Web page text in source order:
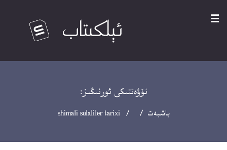
☰
نۆۋەتتىكى ئورنىڭىز:
باشبەت / / shimali sulaliler tarixi